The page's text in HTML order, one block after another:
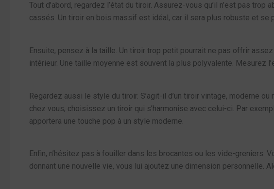
Tout d’abord, regardez l’état du tiroir. Assurez-vous qu’il n’est pas
cassés. Un tiroir en bois massif est idéal, car il sera plus robuste et se
Ensuite, pensez à la taille. Un tiroir trop petit pourrait ne pas offrir
intérieur. Une taille moyenne est souvent la plus polyvalente. Mesurez
Regardez aussi le style du tiroir. S’agit-il d’un tiroir vintage, moderne
chez vous, choisissez un tiroir qui s’harmonise avec celui-ci. Par
apportera une touche pop à un style moderne.
Enfin, n’hésitez pas à fouiller dans les brocantes ou les vide-
donnant une nouvelle vie, vous lui ajoutez une dimension personnelle.